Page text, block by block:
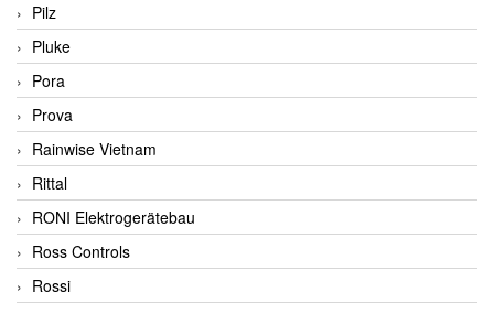
Pilz
Pluke
Pora
Prova
Rainwise Vietnam
Rittal
RONI Elektrogerätebau
Ross Controls
Rossi